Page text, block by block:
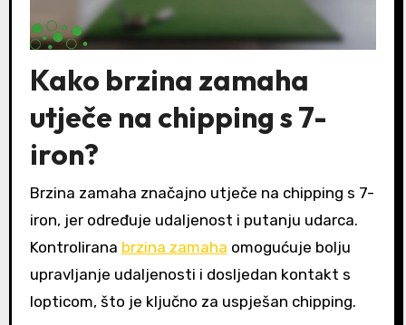
Kako brzina zamaha
utječe na chipping s 7-
iron?
Brzina zamaha značajno utječe na chipping s 7-
iron, jer određuje udaljenost i putanju udarca.
Kontrolirana brzina zamaha omogućuje bolju
upravljanje udaljenosti i dosljedan kontakt s
lopticom, što je ključno za uspješan chipping.